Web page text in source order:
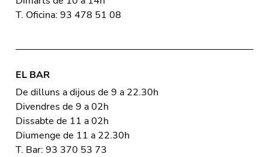
T. Oficina: 93 478 51 08
EL BAR
De dilluns a dijous de 9 a 22.30h
Divendres de 9 a 02h
Dissabte de 11 a 02h
Diumenge de 11 a 22.30h
T. Bar: 93 370 53 73